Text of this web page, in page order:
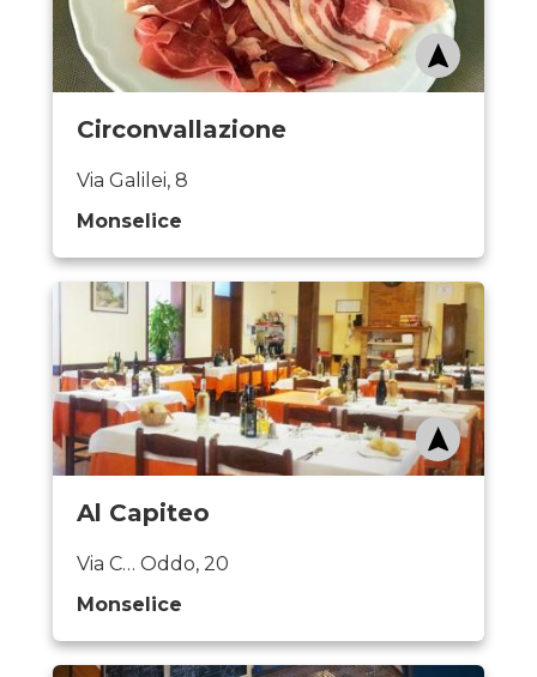
Circonvallazione
Via Galilei, 8
Monselice
Al Capiteo
Via C… Oddo, 20
Monselice